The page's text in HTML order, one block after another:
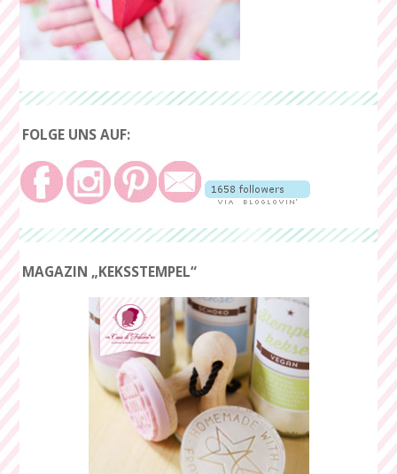
FOLGE UNS AUF:
MAGAZIN „KEKSSTEMPEL“